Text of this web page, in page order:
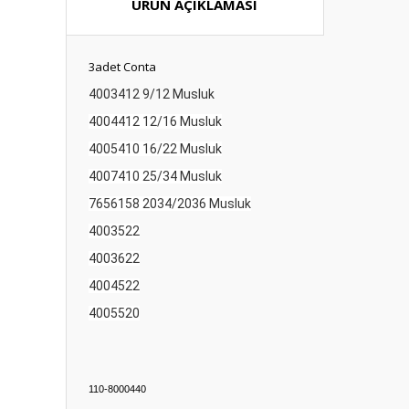
ÜRÜN AÇIKLAMASI
3adet Conta
4003412 9/12 Musluk
4004412 12/16 Musluk
4005410 16/22 Musluk
4007410 25/34 Musluk
7656158 2034/2036 Musluk
4003522
4003622
4004522
4005520
110-8000440